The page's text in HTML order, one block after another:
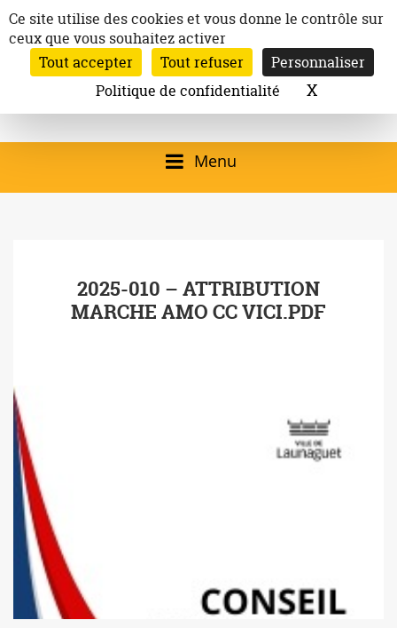
au
contenu
Ville de
Launaguet
Site officiel de la
Mairie de
Launaguet (31140)
qui présente la ville,
programmation
culturelle, la vie
Inscription à la newsletter
Email:
Rechercher
Menu
2025-010 – ATTRIBUTION
MARCHE AMO CC VICI.PDF
Panneau de gestion des cookies
Ce site utilise des cookies et vous donne le contrôle sur
ceux que vous souhaitez activer
Tout accepter
Tout refuser
Personnaliser
Politique de confidentialité
XMasquer